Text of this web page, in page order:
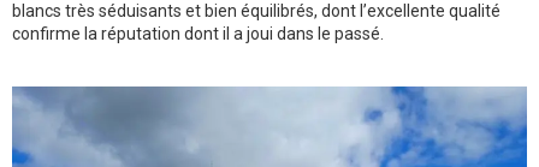
blancs très séduisants et bien équilibrés, dont l’excellente qualité
confirme la réputation dont il a joui dans le passé.